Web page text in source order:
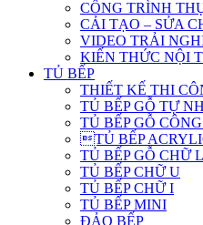
CÔNG TRÌNH
CẢI TẠO – SỬA
VIDEO TRẢI
KIẾN THỨC NỘI
TỦ BẾP
THIẾT KẾ THI
TỦ BẾP GỖ TỰ
TỦ BẾP GỖ
TỦ BẾP
TỦ BẾP GỖ CHỮ L
TỦ BẾP CHỮ U
TỦ BẾP CHỮ I
TỦ BẾP MINI
ĐẢO BẾP